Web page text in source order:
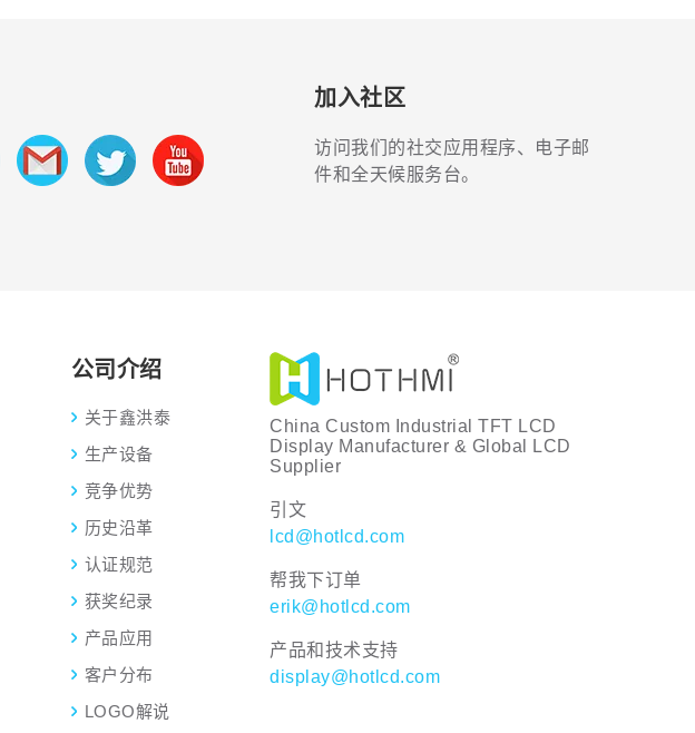
加入社区
访问我们的社交应用程序、电子邮
件和全天候服务台。
公司介绍
关于鑫洪泰
生产设备
竞争优势
历史沿革
认证规范
获奖纪录
产品应用
客户分布
LOGO解说
China Custom Industrial TFT LCD
Display Manufacturer & Global LCD
Supplier
引文
lcd@hotlcd.com
帮我下订单
erik@hotlcd.com
产品和技术支持
display@hotlcd.com